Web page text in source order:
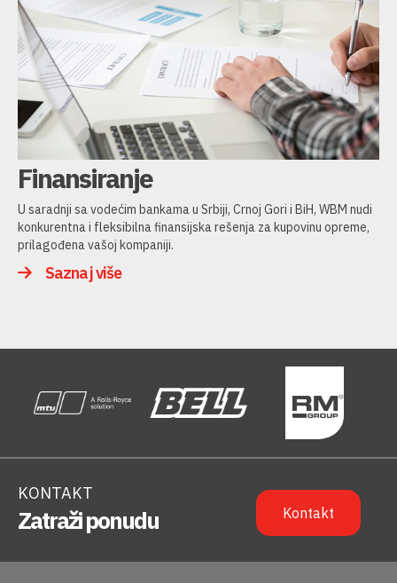
Finansiranje
U saradnji sa vodećim bankama u Srbiji, Crnoj Gori i BiH, WBM nudi
konkurentna i fleksibilna finansijska rešenja za kupovinu opreme,
prilagođena vašoj kompaniji.
Saznaj više
KONTAKT
Zatraži ponudu Kontakt